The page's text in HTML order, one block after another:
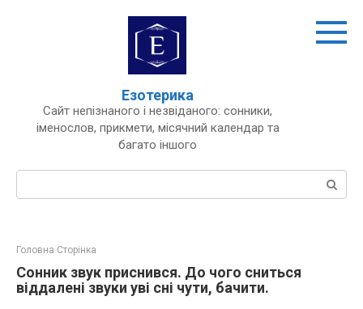
Езотерика
Сайт непізнаного і незвіданого: сонники,
іменослов, прикмети, місячний календар та
багато іншого
Пошук:
Головна Сторінка
Сонник звук приснився. До чого сниться
віддалені звуки уві сні чути, бачити.